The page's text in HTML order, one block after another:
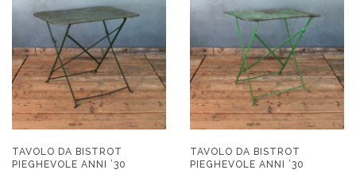
TAVOLO DA BISTROT
PIEGHEVOLE ANNI ’30
TAVOLO DA BISTROT
PIEGHEVOLE ANNI ’30